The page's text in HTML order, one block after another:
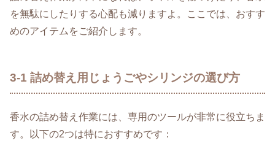
を無駄にしたりする心配も減りますよ。ここでは、おすす
めのアイテムをご紹介します。
3-1 詰め替え用じょうごやシリンジの選び方
香水の詰め替え作業には、専用のツールが非常に役立ちま
す。以下の2つは特におすすめです：